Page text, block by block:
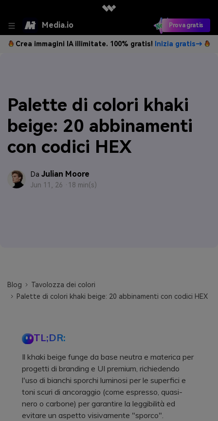
Media.io Prova gratis
Crea immagini IA illimitate. 100% gratis! Inizia gratis→
Palette di colori khaki
beige: 20 abbinamenti
con codici HEX
Da Julian Moore
Jun 11, 26 · 18 min(s)
Blog
Tavolozza dei colori
Palette di colori khaki beige: 20 abbinamenti con codici HEX
TL;DR:
Il khaki beige funge da base neutra e materica per
progetti di branding e UI premium, richiedendo
l'uso di bianchi sporchi luminosi per le superfici e
toni scuri di ancoraggio (come espresso, quasi-
nero o carbone) per garantire la leggibilità ed
evitare un aspetto visivamente "sporco".